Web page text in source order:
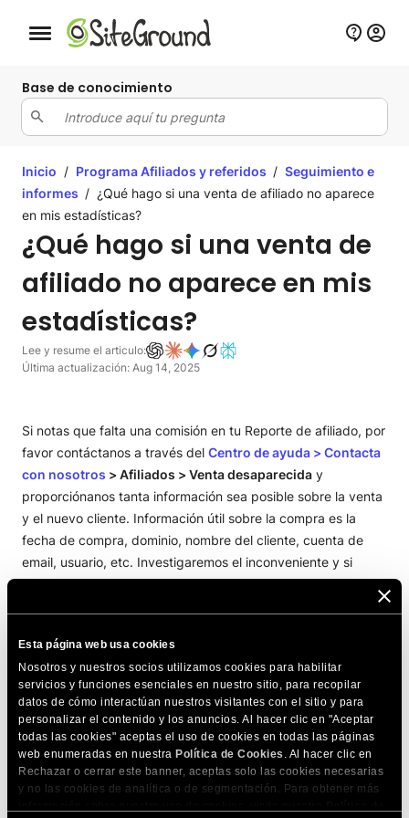
Esta página web usa cookies
Nosotros y nuestros socios utilizamos cookies para habilitar
servicios y funciones esenciales en nuestro sitio, para recopilar
datos de cómo interactúan nuestros visitantes con el sitio y para
personalizar el contenido y los anuncios. Al hacer clic en "Aceptar
todas las cookies" aceptas el uso de cookies en todas las páginas
web enumeradas en nuestra Política de Cookies . Al hacer clic en
Rechazar o cerrar este banner, aceptas solo las cookies necesarias
y no las cookies de analítica o de segmentación. Para obtener más
Botón de navegación móvil
Base de conocimiento
Inicio / Programa Afiliados y referidos / Seguimiento e
informes / ¿Qué hago si una venta de afiliado no aparece
en mis estadísticas?
¿Qué hago si una venta de
afiliado no aparece en mis
estadísticas?
Lee y resume el articulo:
Última actualización: Aug 14, 2025
Si notas que falta una comisión en tu Reporte de afiliado, por
favor contáctanos a través del Centro de ayuda > Contacta
con nosotros > Afiliados > Venta desaparecida y
proporciónanos tanta información sea posible sobre la venta
y el nuevo cliente. Información útil sobre la compra es la
fecha de compra, dominio, nombre del cliente, cuenta de
email, usuario, etc. Investigaremos el inconveniente y si
podemos encontrar y confirmar que la venta ha sido
COMPARTE ESTE ARTÍCULO
Artículos relacionados